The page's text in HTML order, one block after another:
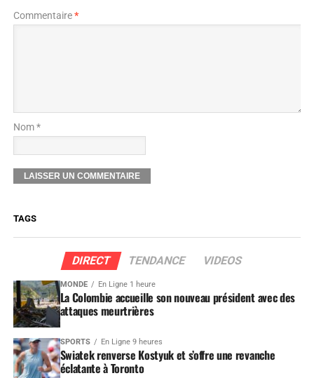
Commentaire*
Nom *
TAGS
DIRECT TENDANCE VIDEOS
MONDE En Ligne 1 heure
La Colombie accueille son nouveau président avec des
attaques meurtrières
SPORTS En Ligne 9 heures
Swiatek renverse Kostyuk et s’offre une revanche
éclatante à Toronto